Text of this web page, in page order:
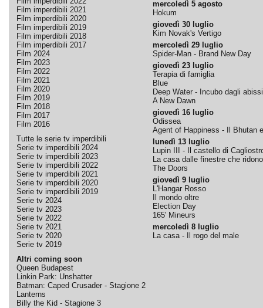
Film imperdibili 2021
Film imperdibili 2020
Film imperdibili 2019
Film imperdibili 2018
Film imperdibili 2017
Film 2024
Film 2023
Film 2022
Film 2021
Film 2020
Film 2019
Film 2018
Film 2017
Film 2016
Tutte le serie tv imperdibili
Serie tv imperdibili 2024
Serie tv imperdibili 2023
Serie tv imperdibili 2022
Serie tv imperdibili 2021
Serie tv imperdibili 2020
Serie tv imperdibili 2019
Serie tv 2024
Serie tv 2023
Serie tv 2022
Serie tv 2021
Serie tv 2020
Serie tv 2019
Altri coming soon
Queen Budapest
Linkin Park: Unshatter
Batman: Caped Crusader - Stagione 2
Lanterns
Billy the Kid - Stagione 3
mercoledì 5 agosto
Hokum
giovedì 30 luglio
Kim Novak's Vertigo
mercoledì 29 luglio
Spider-Man - Brand New Day
giovedì 23 luglio
Terapia di famiglia
Blue
Deep Water - Incubo dagli abissi
A New Dawn
giovedì 16 luglio
Odissea
Agent of Happiness - Il Bhutan
lunedì 13 luglio
Lupin III - Il castello di
La casa dalle finestre che ridono
The Doors
giovedì 9 luglio
L'Hangar Rosso
Il mondo oltre
Election Day
165' Mineurs
mercoledì 8 luglio
La casa - Il rogo del male